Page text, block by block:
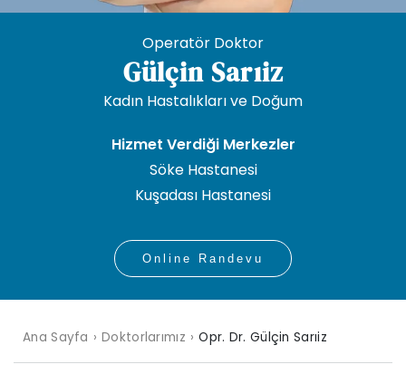
Operatör Doktor
Gülçin Sarıiz
Kadın Hastalıkları ve Doğum
Hizmet Verdiği Merkezler
Söke Hastanesi
Kuşadası Hastanesi
Online Randevu
Ana Sayfa Doktorlarımız Opr. Dr. Gülçin Sarıiz